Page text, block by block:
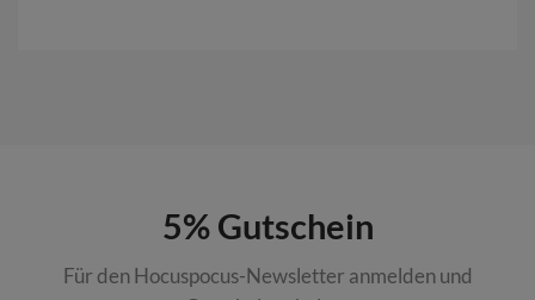
5% Gutschein
Für den Hocuspocus-Newsletter anmelden und